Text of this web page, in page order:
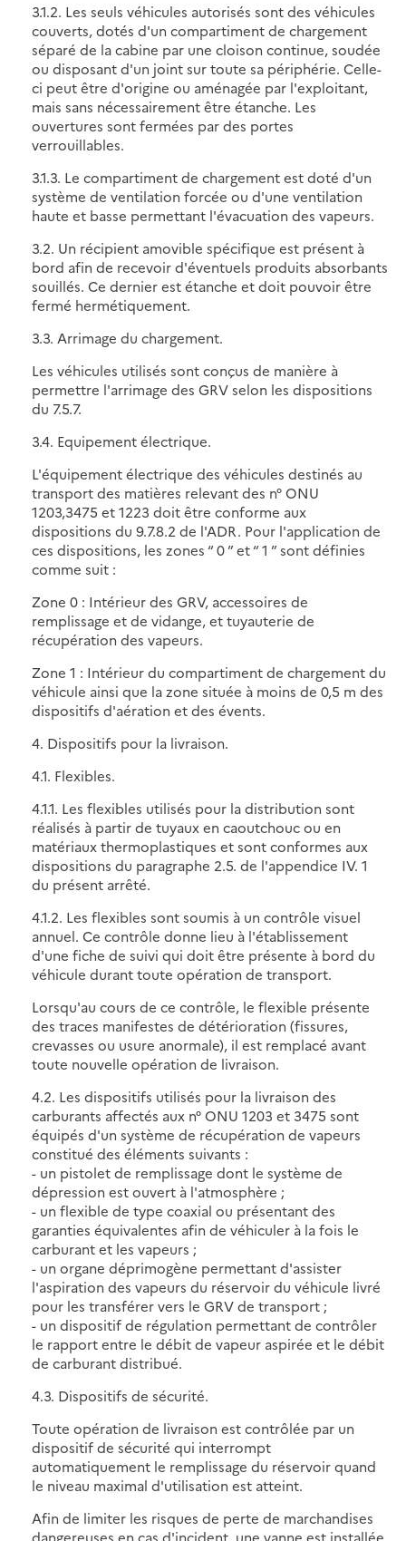
3.1.2. Les seuls véhicules autorisés sont des véhicules
couverts, dotés d'un compartiment de chargement
séparé de la cabine par une cloison continue, soudée
ou disposant d'un joint sur toute sa périphérie. Celle-
ci peut être d'origine ou aménagée par l'exploitant,
mais sans nécessairement être étanche. Les
ouvertures sont fermées par des portes
verrouillables.
3.1.3. Le compartiment de chargement est doté d'un
système de ventilation forcée ou d'une ventilation
haute et basse permettant l'évacuation des vapeurs.
3.2. Un récipient amovible spécifique est présent à
bord afin de recevoir d'éventuels produits absorbants
souillés. Ce dernier est étanche et doit pouvoir être
fermé hermétiquement.
3.3. Arrimage du chargement.
Les véhicules utilisés sont conçus de manière à
permettre l'arrimage des GRV selon les dispositions
du 7.5.7.
3.4. Equipement électrique.
L'équipement électrique des véhicules destinés au
transport des matières relevant des n° ONU
1203,3475 et 1223 doit être conforme aux
dispositions du 9.7.8.2 de l'ADR. Pour l'application de
ces dispositions, les zones “ 0 ” et “ 1 ” sont définies
comme suit :
Zone 0 : Intérieur des GRV, accessoires de
remplissage et de vidange, et tuyauterie de
récupération des vapeurs.
Zone 1 : Intérieur du compartiment de chargement du
véhicule ainsi que la zone située à moins de 0,5 m des
dispositifs d'aération et des évents.
4. Dispositifs pour la livraison.
4.1. Flexibles.
4.1.1. Les flexibles utilisés pour la distribution sont
réalisés à partir de tuyaux en caoutchouc ou en
matériaux thermoplastiques et sont conformes aux
dispositions du paragraphe 2.5. de l'appendice IV. 1
du présent arrêté.
4.1.2. Les flexibles sont soumis à un contrôle visuel
annuel. Ce contrôle donne lieu à l'établissement
d'une fiche de suivi qui doit être présente à bord du
véhicule durant toute opération de transport.
Lorsqu'au cours de ce contrôle, le flexible présente
des traces manifestes de détérioration (fissures,
crevasses ou usure anormale), il est remplacé avant
toute nouvelle opération de livraison.
4.2. Les dispositifs utilisés pour la livraison des
carburants affectés aux n° ONU 1203 et 3475 sont
équipés d'un système de récupération de vapeurs
constitué des éléments suivants :
- un pistolet de remplissage dont le système de
dépression est ouvert à l'atmosphère ;
- un flexible de type coaxial ou présentant des
garanties équivalentes afin de véhiculer à la fois le
carburant et les vapeurs ;
- un organe déprimogène permettant d'assister
l'aspiration des vapeurs du réservoir du véhicule livré
pour les transférer vers le GRV de transport ;
- un dispositif de régulation permettant de contrôler
le rapport entre le débit de vapeur aspirée et le débit
de carburant distribué.
4.3. Dispositifs de sécurité.
Toute opération de livraison est contrôlée par un
dispositif de sécurité qui interrompt
automatiquement le remplissage du réservoir quand
le niveau maximal d'utilisation est atteint.
Afin de limiter les risques de perte de marchandises
dangereuses en cas d'incident, une vanne est installée